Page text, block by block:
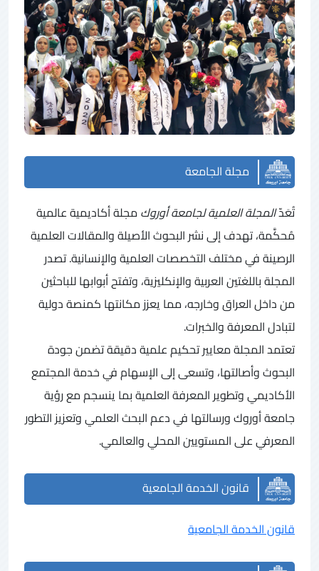
مجلة الجامعة
تُعَدّالمجلة العلمية لجامعة أوروك مجلة أكاديمية عالمية
مُحكَّمة، تهدف إلى نشر البحوث الأصيلة والمقالات العلمية
الرصينة في مختلف التخصصات العلمية والإنسانية. تصدر
المجلة باللغتين العربية والإنكليزية، وتفتح أبوابها للباحثين
من داخل العراق وخارجه، مما يعزز مكانتها كمنصة دولية
لتبادل المعرفة والخبرات.
تعتمد المجلة معايير تحكيم علمية دقيقة تضمن جودة
البحوث وأصالتها، وتسعى إلى الإسهام في خدمة المجتمع
الأكاديمي وتطوير المعرفة العلمية بما ينسجم مع رؤية
جامعة أوروك ورسالتها في دعم البحث العلمي وتعزيز التطور
المعرفي على المستويين المحلي والعالمي.
قانون الخدمة الجامعية
قانون الخدمة الجامعية